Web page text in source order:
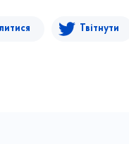
Твітнути